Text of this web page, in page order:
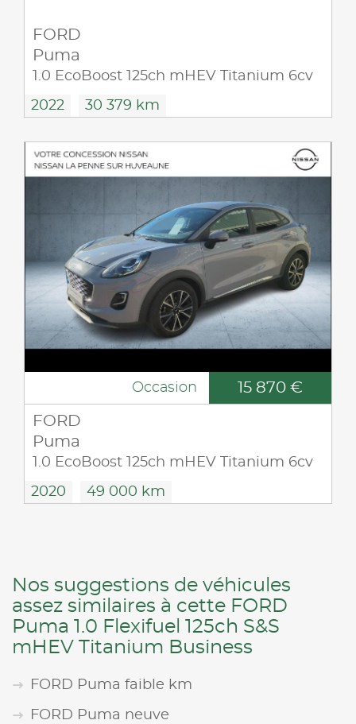
FORD
Puma
1.0 EcoBoost 125ch mHEV Titanium 6cv
2022 30 379 km
Occasion 15 870 €
FORD
Puma
1.0 EcoBoost 125ch mHEV Titanium 6cv
2020 49 000 km
Nos suggestions de véhicules
assez similaires à cette FORD
Puma 1.0 Flexifuel 125ch S&S
mHEV Titanium Business
FORD Puma faible km
FORD Puma neuve